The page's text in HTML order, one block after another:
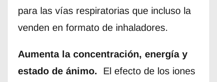
para las vías respiratorias que incluso la
venden en formato de inhaladores.
Aumenta la concentración, energía y
estado de ánimo. El efecto de los iones